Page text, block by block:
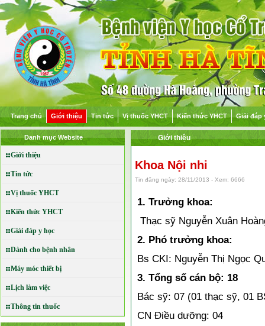
Trang chủ Giới thiệu Tin tức Vị thuốc YHCT Kiến thức YHCT Giải đáp
Danh mục Website
Giới thiệu
Tin tức
Vị thuốc YHCT
Kiến thức YHCT
Giải đáp y học
Dành cho bệnh nhân
Máy móc thiết bị
Lịch làm việc
Thông tin thuốc
Giới thiệu
Khoa Nội nhi
Tin đăng ngày: 28/11/2013 - Xem: 6666
1. Trưởng khoa:
Thạc sỹ Nguyễn Xuân
2. Phó trưởng khoa:
Bs CKI: Nguyễn Thị Ngọc
3. Tổng số cán bộ: 18
Bác sỹ: 07 (01 thạc sỹ, 01
CN Điều dưỡng: 04